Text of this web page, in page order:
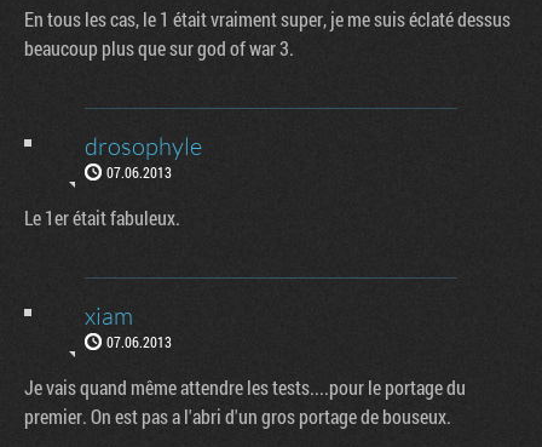
En tous les cas, le 1 était vraiment super, je me suis éclaté dessus
beaucoup plus que sur god of war 3.
drosophyle
07.06.2013
Le 1er était fabuleux.
xiam
07.06.2013
Je vais quand même attendre les tests....pour le portage du
premier. On est pas a l'abri d'un gros portage de bouseux.